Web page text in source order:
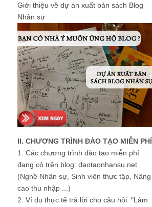
Giới thiệu về dự án xuất bản sách Blog
Nhân sự
II. CHƯƠNG TRÌNH ĐÀO TẠO MIỄN PHÍ
1. Các chương trình đào tạo miễn phí
đang có trên blog: daotaonhansu.net
(Nghề Nhân sự, Sinh viên thực tập, Nâng
cao thu nhập ...)
2. Ví dụ thực tế trả lời cho câu hỏi: "Làm